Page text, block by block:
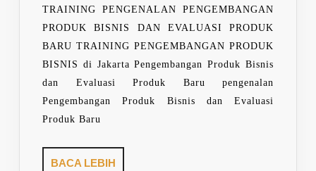
DAN
BARU
TRAINING PENGENALAN PENGEMBANGAN
PRODUK BISNIS DAN EVALUASI PRODUK
BARU TRAINING PENGEMBANGAN PRODUK
BISNIS di Jakarta Pengembangan Produk Bisnis
dan Evaluasi Produk Baru pengenalan
Pengembangan Produk Bisnis dan Evaluasi
Produk Baru
BACA LEBIH